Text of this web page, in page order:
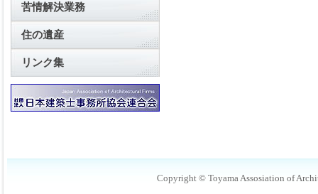
苦情解決業務
住の遺産
リンク集
Copyright © Toyama Assosiation of